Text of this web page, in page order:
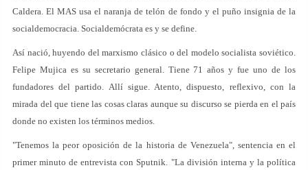
Caldera. El MAS usa el naranja de telón de fondo y el puño insignia de la
socialdemocracia. Socialdemócrata es y se define.
Así nació, huyendo del marxismo clásico o del modelo socialista soviético.
Felipe Mujica es su secretario general. Tiene 71 años y fue uno de los
fundadores del partido. Allí sigue. Atento, dispuesto, reflexivo, con la
mirada del que tiene las cosas claras aunque su discurso se pierda en el país
donde no existen los términos medios.
"Tenemos la peor oposición de la historia de Venezuela", sentencia en el
primer minuto de entrevista con Sputnik. "La división interna y la política